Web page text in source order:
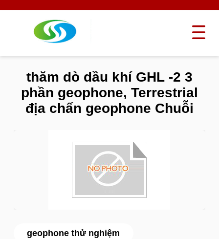
geophone thử nghiệm
thăm dò dầu khí GHL -2 3
phần geophone, Terrestrial
địa chấn geophone Chuỗi